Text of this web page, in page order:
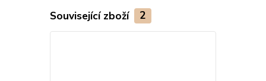
Související zboží 2